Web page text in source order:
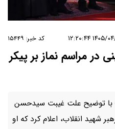
۱۶ ۱۲:۲۰:۴۴ کد خبر: ۱۵۴۴۹
مراسم نماز بر پیکر
با توضیح علت غیبت سیدحسن
شهید انقلاب، اعلام کرد که او